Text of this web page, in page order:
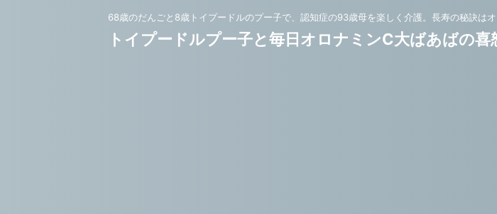
68歳のだんごと8歳トイプードルのプー子で、認知症の93歳母を楽しく介護。長寿の秘訣はオ
トイプードルプー子と毎日オロナミンC大ばあばの喜